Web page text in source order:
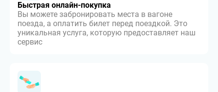
Быстрая онлайн-покупка
Вы можете забронировать места в вагоне
поезда, а оплатить билет перед поездкой. Это
уникальная услуга, которую предоставляет наш
сервис